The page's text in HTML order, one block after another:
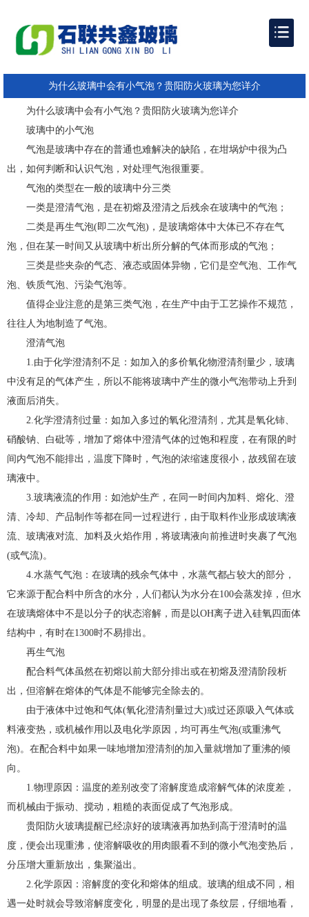
为什么玻璃中会有小气泡？贵阳防火玻璃为您详介
为什么玻璃中会有小气泡？ 贵阳防火玻璃为您详介
玻璃中的小气泡
气泡是玻璃中存在的普通也难解决的缺陷，在坩埚炉中很为凸
出，如何判断和认识气泡，对处理气泡很重要。
气泡的类型在一般的玻璃中分三类
一类是澄清气泡，是在初熔及澄清之后残余在玻璃中的气泡；
二类是再生气泡(即二次气泡)，是玻璃熔体中大体已不存在气
泡，但在某一时间又从玻璃中析出所分解的气体而形成的气泡；
三类是些夹杂的气态、液态或固体异物，它们是空气泡、工作气
泡、铁质气泡、污染气泡等。
值得企业注意的是第三类气泡，在生产中由于工艺操作不规范，
往往人为地制造了气泡。
澄清气泡
1.由于化学澄清剂不足：如加入的多价氧化物澄清剂量少，玻璃
中没有足的气体产生，所以不能将玻璃中产生的微小气泡带动上升到
液面后消失。
2.化学澄清剂过量：如加入多过的氧化澄清剂，尤其是氧化铈、
硝酸钠、白砒等，增加了熔体中澄清气体的过饱和程度，在有限的时
间内气泡不能排出，温度下降时，气泡的浓缩速度很小，故残留在玻
璃液中。
3.玻璃液流的作用：如池炉生产，在同一时间内加料、熔化、澄
清、冷却、产品制作等都在同一过程进行，由于取料作业形成玻璃液
流、玻璃液对流、加料及火焰作用，将玻璃液向前推进时夹裹了气泡
(或气流)。
4.水蒸气气泡：在玻璃的残余气体中，水蒸气都占较大的部分，
它来源于配合料中所含的水分，人们都认为水分在100会蒸发掉，但水
在玻璃熔体中不是以分子的状态溶解，而是以OH离子进入硅氧四面体
结构中，有时在1300时不易排出。
再生气泡
配合料气体虽然在初熔以前大部分排出或在初熔及澄清阶段析
出，但溶解在熔体的气体是不能够完全除去的。
由于液体中过饱和气体(氧化澄清剂量过大)或过还原吸入气体或
料液变热，或机械作用以及电化学原因，均可再生气泡(或重沸气
泡)。在配合料中如果一味地增加澄清剂的加入量就增加了重沸的倾
向。
1.物理原因：温度的差别改变了溶解度造成溶解气体的浓度差，
而机械由于振动、搅动，粗糙的表面促成了气泡形成。
贵阳防火玻璃提醒已经凉好的玻璃液再加热到高于澄清时的温
度，便会出现重沸，使溶解吸收的用肉眼看不到的微小气泡变热后，
分压增大重新放出，集聚溢出。
2.化学原因：溶解度的变化和熔体的组成。玻璃的组成不同，相
遇一处时就会导致溶解度变化，明显的是出现了条纹层，仔细地看，